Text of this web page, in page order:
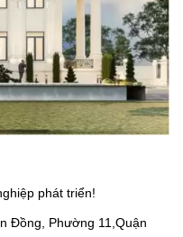
phát triển!
Đồng, Phường 11,Quận